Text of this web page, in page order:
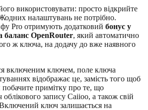
використовувати: просто відкрийте
налаштувань не потрібно.
Pro отримують додатковий бонус у
баланс OpenRouter, який автоматично
ж ключа, на додачу до вже наявного
включеним ключем, поле ключа
відображає це, замість того щоб
примітку про те, що
запису Caiioo, а також свій
ключ залишається на